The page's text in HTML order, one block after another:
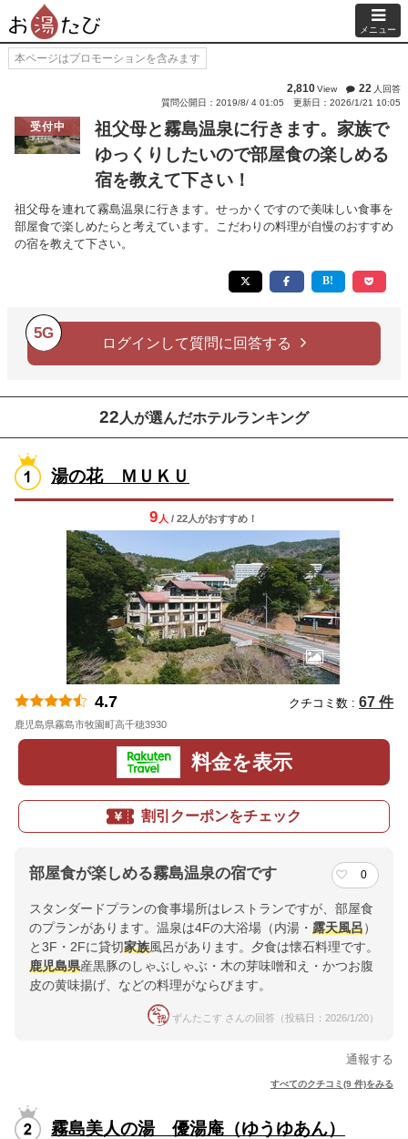
メニュー
本ページはプロモーションを含みます
2,810View 22 人回答
質問公開日：2019/8/ 4 01:05
更新日：2026/1/21 10:05
受付中
祖父母と霧島温泉に行きます。家族で
ゆっくりしたいので部屋食の楽しめる
宿を教えて下さい！
祖父母を連れて霧島温泉に行きます。せっかくですので美味しい食事を
部屋食で楽しめたらと考えています。こだわりの料理が自慢のおすすめ
の宿を教えて下さい。
5G
ログインして質問に回答する
22 人が選んだホテルランキング
湯の花 ＭＵＫＵ
9 人 / 22人がおすすめ！
4.7 クチコミ数 : 67 件
鹿児島県霧島市牧園町高千穂3930
料金を表示
割引クーポンをチェック
部屋食が楽しめる霧島温泉の宿です 0
スタンダードプランの食事場所はレストランですが、部屋食
のプランがあります。温泉は4Fの大浴場（内湯・ 露天風呂）
と3F・2Fに貸切家族風呂があります。夕食は懐石料理です。
鹿児島県産黒豚のしゃぶしゃぶ・木の芽味噌和え・かつお腹
皮の黄味揚げ、などの料理がならびます。
ずんたこす さんの回答（投稿日：2026/1/20）
通報する
すべてのクチコミ(9 件)をみる
霧島美人の湯 優湯庵（ゆうゆあん）